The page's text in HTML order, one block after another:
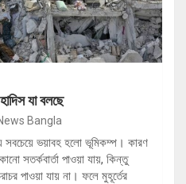
যা বলছে
Bangla
সবচেয়ে ভয়াবহ হলো ভূমিকম্প। কারণ
সতর্কবার্তা পাওয়া যায়, কিন্তু
পাওয়া যায় না। ফলে মুহূর্তের